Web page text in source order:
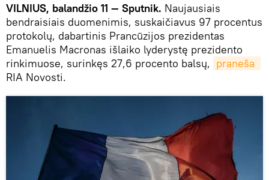
VILNIUS, balandžio 11 — Sputnik. Naujausiais
bendraisiais duomenimis, suskaičiavus 97 procentus
protokolų, dabartinis Prancūzijos prezidentas
Emanuelis Macronas išlaiko lyderystę prezidento
rinkimuose, surinkęs 27,6 procento balsų,
RIA Novosti.